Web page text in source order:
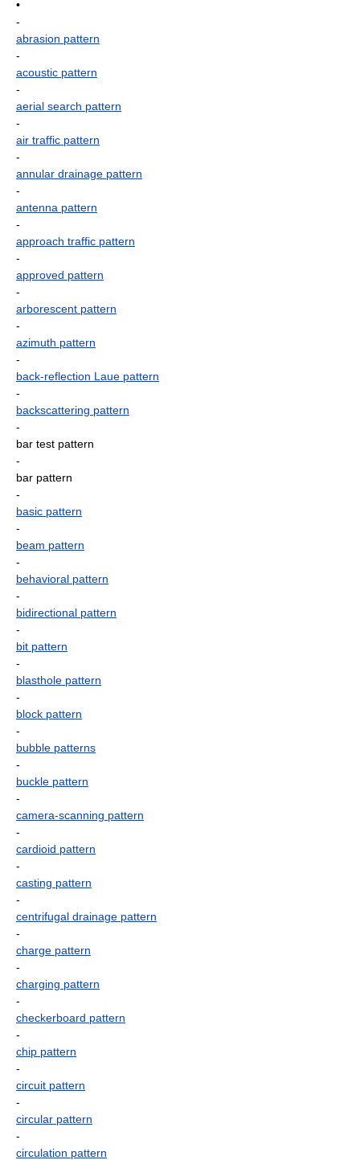
•
-
abrasion pattern
-
acoustic pattern
-
aerial search pattern
-
air traffic pattern
-
annular drainage pattern
-
antenna pattern
-
approach traffic pattern
-
approved pattern
-
arborescent pattern
-
azimuth pattern
-
back-reflection Laue pattern
-
backscattering pattern
-
bar test pattern
-
bar pattern
-
basic pattern
-
beam pattern
-
behavioral pattern
-
bidirectional pattern
-
bit pattern
-
blasthole pattern
-
block pattern
-
bubble patterns
-
buckle pattern
-
camera-scanning pattern
-
cardioid pattern
-
casting pattern
-
centrifugal drainage pattern
-
charge pattern
-
charging pattern
-
checkerboard pattern
-
chip pattern
-
circuit pattern
-
circular pattern
-
circulation pattern